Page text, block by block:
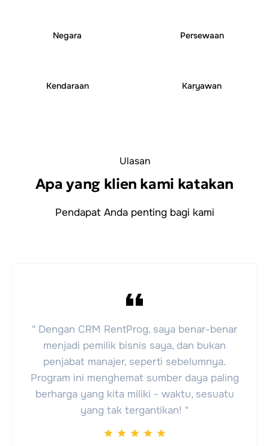
Negara Persewaan
Kendaraan Karyawan
Ulasan
Apa yang klien kami katakan
Pendapat Anda penting bagi kami
" Dengan CRM RentProg, saya benar-benar
menjadi pemilik bisnis saya, dan bukan
penjabat manajer, seperti sebelumnya.
Program ini menghemat sumber daya paling
berharga yang kita miliki - waktu, sesuatu
yang tak tergantikan! "